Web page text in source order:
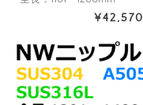
¥42,570